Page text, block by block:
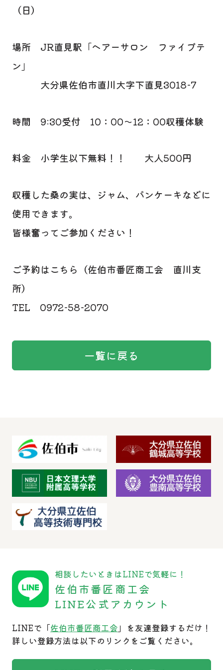
（日）
場所 JR直見駅「ヘアーサロン ファイブテ
ン」
大分県佐伯市直川大字下直見3018-7
時間 9:30受付 10：00～12：00収穫体験
料金 小学生以下無料！！ 大人500円
収穫した桑の実は、ジャム、パンケーキなどに
使用できます。
皆様奮ってご参加ください！
ご予約はこちら（佐伯市番匠商工会 直川支
所）
TEL 0972-58-2070
一覧に戻る
相談したいときはLINEで気軽に！
佐伯市番匠商工会
LINE公式アカウント
LINEで「佐伯市番匠商工会 」を友達登録するだけ！
詳しい登録方法は以下のリンクをご覧ください。